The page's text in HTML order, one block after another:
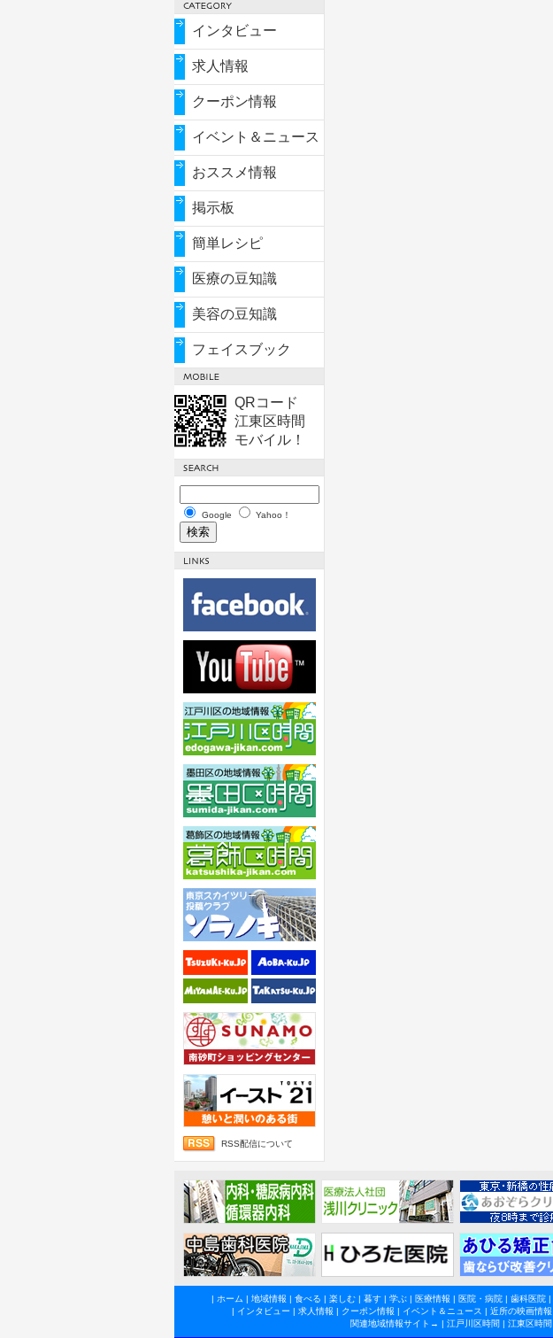
インタビュー
求人情報
クーポン情報
イベント＆ニュース
おススメ情報
掲示板
簡単レシピ
医療の豆知識
美容の豆知識
フェイスブック
QRコード
江東区時間
モバイル！
Google Yahoo！
RSS配信について
| ホーム | 地域情報 | 食べる | 楽しむ| 暮す| 学ぶ| 医療情報 | 医院・病院| 歯科医院|
| インタビュー | 求人情報 | クーポン情報 | イベント＆ニュース | 近所の映画情報
関連地域情報サイト→ | 江戸川区時間 | 江東区時間